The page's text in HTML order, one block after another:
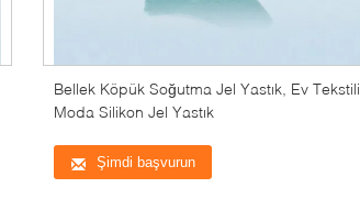
Bellek Köpük Soğutma Jel Yastık, Ev Tekstili
Moda Silikon Jel Yastık
Şimdi başvurun